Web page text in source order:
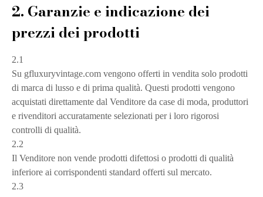
2. Garanzie e indicazione dei
prezzi dei prodotti
2.1
Su gfluxuryvintage.com vengono offerti in vendita solo prodotti
di marca di lusso e di prima qualità. Questi prodotti vengono
acquistati direttamente dal Venditore da case di moda, produttori
e rivenditori accuratamente selezionati per i loro rigorosi
controlli di qualità.
2.2
Il Venditore non vende prodotti difettosi o prodotti di qualità
inferiore ai corrispondenti standard offerti sul mercato.
2.3